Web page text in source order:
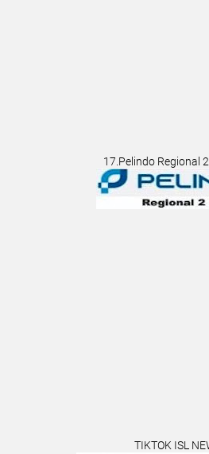
17.Pelindo Regional
TIKTOK ISL